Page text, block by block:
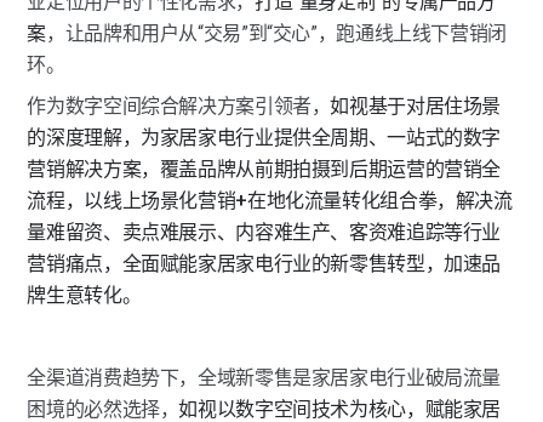
案，让品牌和用户从“交易”到“交心”，跑通线上线下营销闭
环。
作为数字空间综合解决方案引领者，如视基于对居住场景
的深度理解，为家居家电行业提供全周期、一站式的数字
营销解决方案，覆盖品牌从前期拍摄到后期运营的营销全
流程，以线上场景化营销+在地化流量转化组合拳，解决流
量难留资、卖点难展示、内容难生产、客资难追踪等行业
营销痛点，全面赋能家居家电行业的新零售转型，加速品
牌生意转化。
全渠道消费趋势下，全域新零售是家居家电行业破局流量
困境的必然选择，如视以数字空间技术为核心，赋能家居